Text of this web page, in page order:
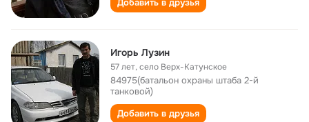
Добавить в друзья
Игорь Лузин
57 лет,село Верх-Катунское
84975(батальон охраны штаба 2-й
танковой)
Добавить в друзья